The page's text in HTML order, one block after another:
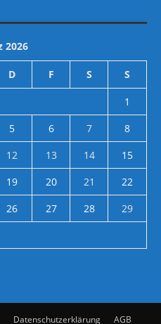
2026
D F S S
1
5 6 7
8
12 13 14
15
19 20 21
22
26 27 28
29
Datenschutzerklärung AGB